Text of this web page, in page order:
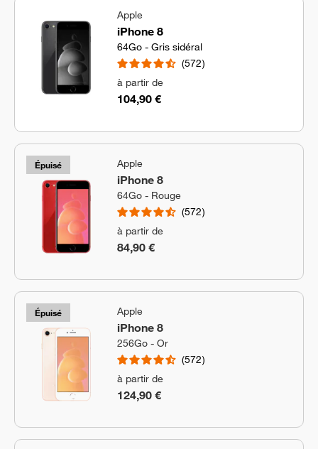
Apple
iPhone 8
64Go - Gris sidéral
572
à partir de
104,90 €
Épuisé Apple
iPhone 8
64Go - Rouge
572
à partir de
84,90 €
Épuisé Apple
iPhone 8
256Go - Or
572
à partir de
124,90 €